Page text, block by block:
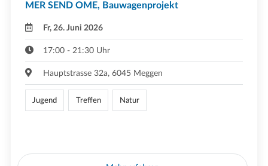
MER SEND OME, Bauwagenprojekt
Fr, 26. Juni 2026
17:00 - 21:30 Uhr
Hauptstrasse 32a, 6045 Meggen
Jugend Treffen Natur